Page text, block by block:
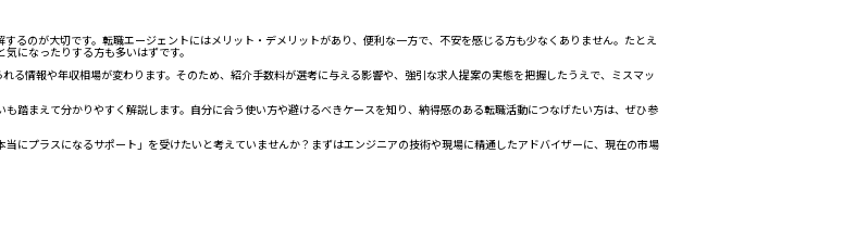
るのが大切です。転職エージェントにはメリット・デメリットがあり、便利な一方で、不安を感じる方も少なくありません。たとえ
になったりする方も多いはずです。
る情報や年収相場が変わります。そのため、紹介手数料が選考に与える影響や、強引な求人提案の実態を把握したうえで、ミスマッ
踏まえて分かりやすく解説します。自分に合う使い方や避けるべきケースを知り、納得感のある転職活動につなげたい方は、ぜひ参
にプラスになるサポート」を受けたいと考えていませんか？まずはエンジニアの技術や現場に精通したアドバイザーに、現在の市場